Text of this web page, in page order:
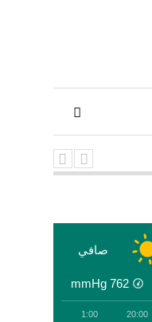
صافي
762
mmHg
20:00
21:00